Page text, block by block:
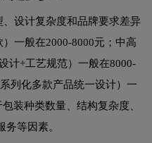
设计复杂度和品牌要求差异
一般在2000-8000元；中高
计+工艺规范）一般在8000-
列化多款产品统一设计）一
装种类数量、结构复杂度、
等因素。